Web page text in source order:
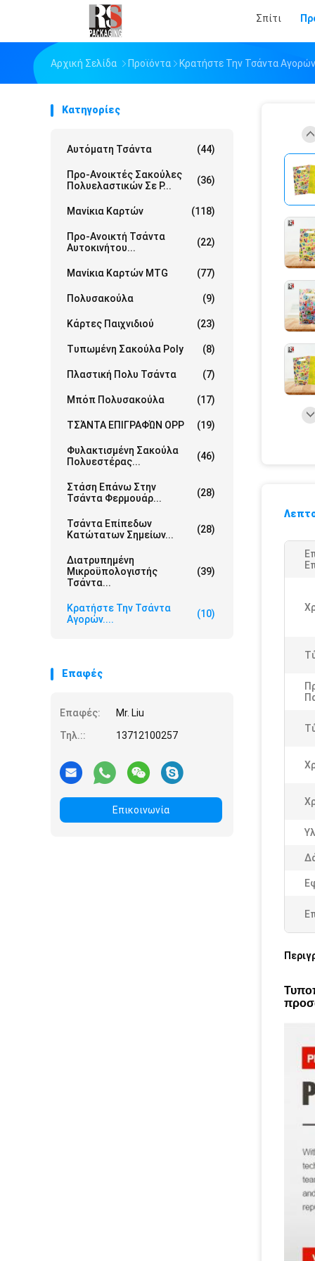
Σπίτι
Αρχική Σελίδα Προϊόντα Κρατήστε Την Τσάντα
Κατηγορίες
Αυτόματη Τσάντα (44)
Προ-Ανοικτές Σακούλες
Πολυελαστικών Σε Ρ...
(36)
Μανίκια Καρτών (118)
Προ-Ανοικτή Τσάντα
Αυτοκινήτου...
(22)
Μανίκια Καρτών MTG (77)
Πολυσακούλα (9)
Κάρτες Παιχνιδιού (23)
Τυπωμένη Σακούλα Poly (8)
Πλαστική Πολυ Τσάντα (7)
Μπόπ Πολυσακούλα (17)
ΤΣΆΝΤΑ ΕΠΙΓΡΑΦΏΝ OPP (19)
Φυλακτισμένη Σακούλα
Πολυεστέρας...
(46)
Στάση Επάνω Στην
Τσάντα Φερμουάρ...
(28)
Τσάντα Επίπεδων
Κατώτατων Σημείων...
(28)
Διατρυπημένη
Μικροϋπολογιστής
Τσάντα...
(39)
Κρατήστε Την Τσάντα
Αγορών....
(10)
Επαφές
Επαφές:
Mr. Liu
Τηλ.::
13712100257
Επικοινωνία